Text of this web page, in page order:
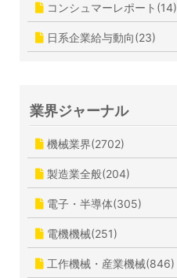
コンシュマーレポート(14)
日系企業給与動向(23)
業界ジャーナル
機械業界(2702)
製造業全般(204)
電子・半導体(305)
電機機械(251)
工作機械・産業機械(846)